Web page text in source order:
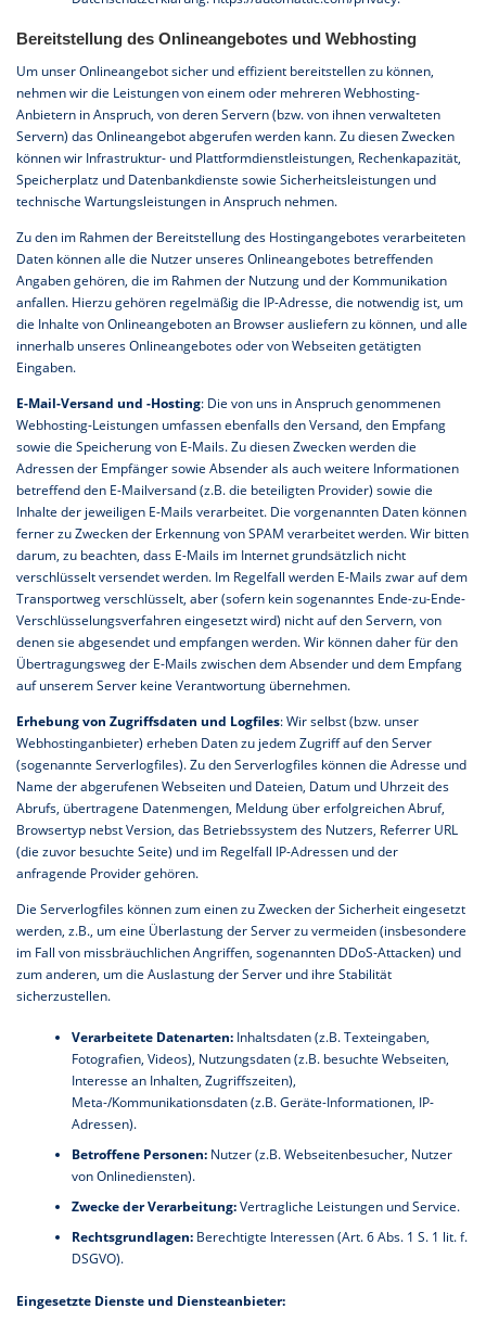
Bereitstellung des Onlineangebotes und Webhosting
Um unser Onlineangebot sicher und effizient bereitstellen zu können,
nehmen wir die Leistungen von einem oder mehreren Webhosting-
Anbietern in Anspruch, von deren Servern (bzw. von ihnen verwalteten
Servern) das Onlineangebot abgerufen werden kann. Zu diesen Zwecken
können wir Infrastruktur- und Plattformdienstleistungen, Rechenkapazität,
Speicherplatz und Datenbankdienste sowie Sicherheitsleistungen und
technische Wartungsleistungen in Anspruch nehmen.
Zu den im Rahmen der Bereitstellung des Hostingangebotes verarbeiteten
Daten können alle die Nutzer unseres Onlineangebotes betreffenden
Angaben gehören, die im Rahmen der Nutzung und der Kommunikation
anfallen. Hierzu gehören regelmäßig die IP-Adresse, die notwendig ist, um
die Inhalte von Onlineangeboten an Browser ausliefern zu können, und alle
innerhalb unseres Onlineangebotes oder von Webseiten getätigten
Eingaben.
E-Mail-Versand und -Hosting: Die von uns in Anspruch genommenen
Webhosting-Leistungen umfassen ebenfalls den Versand, den Empfang
sowie die Speicherung von E-Mails. Zu diesen Zwecken werden die
Adressen der Empfänger sowie Absender als auch weitere Informationen
betreffend den E-Mailversand (z.B. die beteiligten Provider) sowie die
Inhalte der jeweiligen E-Mails verarbeitet. Die vorgenannten Daten können
ferner zu Zwecken der Erkennung von SPAM verarbeitet werden. Wir bitten
darum, zu beachten, dass E-Mails im Internet grundsätzlich nicht
verschlüsselt versendet werden. Im Regelfall werden E-Mails zwar auf dem
Transportweg verschlüsselt, aber (sofern kein sogenanntes Ende-zu-Ende-
Verschlüsselungsverfahren eingesetzt wird) nicht auf den Servern, von
denen sie abgesendet und empfangen werden. Wir können daher für den
Übertragungsweg der E-Mails zwischen dem Absender und dem Empfang
auf unserem Server keine Verantwortung übernehmen.
Erhebung von Zugriffsdaten und Logfiles: Wir selbst (bzw. unser
Webhostinganbieter) erheben Daten zu jedem Zugriff auf den Server
(sogenannte Serverlogfiles). Zu den Serverlogfiles können die Adresse und
Name der abgerufenen Webseiten und Dateien, Datum und Uhrzeit des
Abrufs, übertragene Datenmengen, Meldung über erfolgreichen Abruf,
Browsertyp nebst Version, das Betriebssystem des Nutzers, Referrer URL
(die zuvor besuchte Seite) und im Regelfall IP-Adressen und der
anfragende Provider gehören.
Die Serverlogfiles können zum einen zu Zwecken der Sicherheit eingesetzt
werden, z.B., um eine Überlastung der Server zu vermeiden (insbesondere
im Fall von missbräuchlichen Angriffen, sogenannten DDoS-Attacken) und
zum anderen, um die Auslastung der Server und ihre Stabilität
sicherzustellen.
Verarbeitete Datenarten:Inhaltsdaten (z.B. Texteingaben,
Fotografien, Videos), Nutzungsdaten (z.B. besuchte Webseiten,
Interesse an Inhalten, Zugriffszeiten),
Meta-/Kommunikationsdaten (z.B. Geräte-Informationen, IP-
Adressen).
Betroffene Personen:Nutzer (z.B. Webseitenbesucher, Nutzer
von Onlinediensten).
Zwecke der Verarbeitung:Vertragliche Leistungen und Service.
Rechtsgrundlagen:Berechtigte Interessen (Art. 6 Abs. 1 S. 1 lit. f.
DSGVO).
Eingesetzte Dienste und Diensteanbieter: